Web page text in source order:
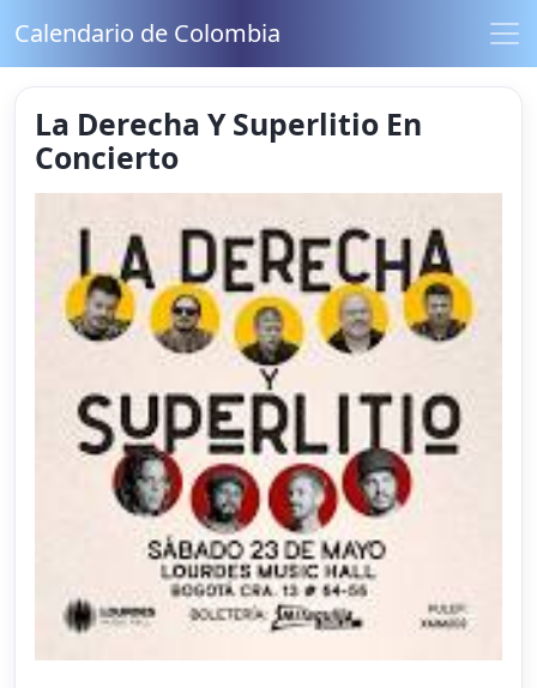
Calendario de Colombia
La Derecha Y Superlitio En
Concierto